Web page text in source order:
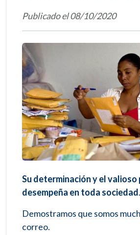
Publicado el 08/10/2020
Su determinación y el valioso
desempeña en toda sociedad.
Demostramos que somos
correo.